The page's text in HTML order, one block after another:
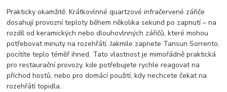
Prakticky okamžitě. Krátkovlnné quartzové infračervené zářiče
dosahují provozní teploty během několika sekund po zapnutí – na
rozdíl od keramických nebo dlouhovlnných zářičů, které mohou
potřebovat minuty na rozehřátí. Jakmile zapnete Tansun Sorrento,
pocítíte teplo téměř ihned. Tato vlastnost je mimořádně praktická
pro restaurační provozy, kde potřebujete rychle reagovat na
příchod hostů, nebo pro domácí použití, kdy nechcete čekat na
rozehřátí topidla.